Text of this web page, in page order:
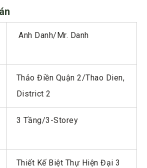
Anh Danh/Mr. Danh
Thảo Điền Quận 2/Thao Dien,
District 2
3 Tầng/3-Storey
Thiết Kế Biệt Thự Hiện Đại 3